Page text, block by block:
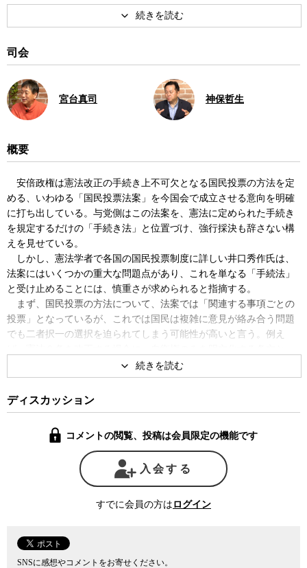
正国民投票法なのか』など。
いまなぜ憲法改正国民投票法な
のか
司会
宮台真司 神保哲生
概要
安倍政権は憲法改正の手続き上不可欠となる国民投票の方法を定
める、いわゆる「国民投票法案」を今国会で成立させる意向を明確
に打ち出している。与党側はこの法案を、憲法に定められた手続き
を規定するだけの「手続き法」と位置づけ、強行採決も辞さない構
えを見せている。
しかし、憲法学者で各国の国民投票制度に詳しい井口秀作氏は、
法案にはいくつかの重大な問題点があり、これを単なる「手続法」
と受け止めることには、慎重さが求められると指摘する。
まず、国民投票の方法について、法案では「関連する事項ごとの
投票」となっているが、これでは国民は複雑に意見が絡み合う問題
でも二者択一の選択を迫られてしまう可能性が高いと言う。例え
集団的自衛権の行使を認める条文が提示された場合、「関連する事
項ごとの投票」では一括して賛否を問われることになる可能性が高
いため、自衛権には賛成だが集団的自衛権には反対の人の意見は反
映されないことになる。与党側は、条文ごとの投票では話が複雑に
なりすぎて国民がついてこれないと主張するが、だとすれば、そも
そも国民投票を行う意味は何なのかという問題も出てきそうだ。
また、現在の与党案では、改憲案が国会から発議された後、国民
投票の前に国民に対する広報は国会内に設置された広報協議会が行
うことになっているが、この協議会のメンバーは国会の議席配分に
応じて構成される。国民投票では本来、賛成、反対の意見が平等に
われなくなる危険性があると井口氏は指摘する。
同時に、現行法案では各政党の改憲案に関する広報費用を政府が
ディスカッション
コメントの閲覧、投稿は会員限定の機能です
入会する
すでに会員の方は ログイン
SNSに感想やコメントをお寄せください。